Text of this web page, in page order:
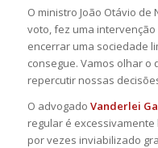
O ministro João Otávio
voto, fez uma
encerrar uma sociedade
consegue. Vamos olhar o
repercutir nossas
O advogado Vanderlei
regular é
por vezes inviabilizado